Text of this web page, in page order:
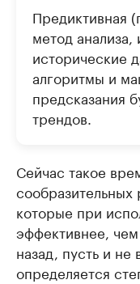
Предиктивная
метод
исторические
алгоритмы и
предсказания
трендов.
Сейчас такое
сообразительных
которые при
эффективнее,
назад, пусть и не
определяется